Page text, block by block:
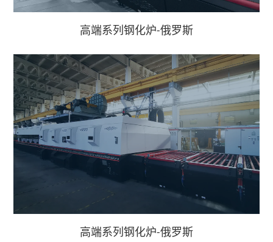
高端系列钢化炉-俄罗斯
高端系列钢化炉-俄罗斯